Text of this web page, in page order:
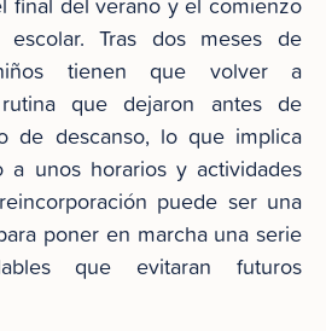
Tras dos meses de
tienen que volver a
que dejaron antes de
de descanso, lo que implica
a unos horarios y actividades
puede ser una
poner en marcha una serie
que evitaran futuros